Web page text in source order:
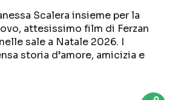
MEDIASET INFINITY
Scalera insieme per la
attesissimo film di Ferzan
sale a Natale 2026. I
storia d’amore, amicizia e